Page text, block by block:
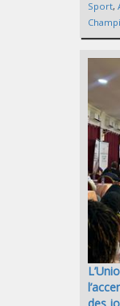
Sport,